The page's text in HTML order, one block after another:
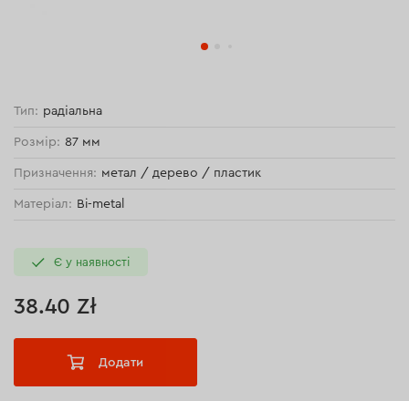
Тип: радіальна
Розмір: 87 мм
Призначення: метал / дерево / пластик
Матеріал: Bi-metal
Є у наявності
38.40 Zł
Додати